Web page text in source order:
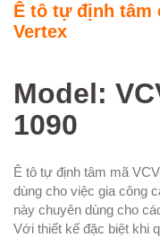
Ê tô tự định tâm
Vertex
Model:
1090
Ê tô tự định tâm mã
dùng cho việc gia công
này chuyên dùng cho
Với thiết kế đặc biệt khi